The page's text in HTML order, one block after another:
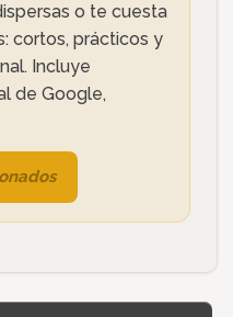
o te cuesta
cortos, prácticos y
Incluye
de Google,